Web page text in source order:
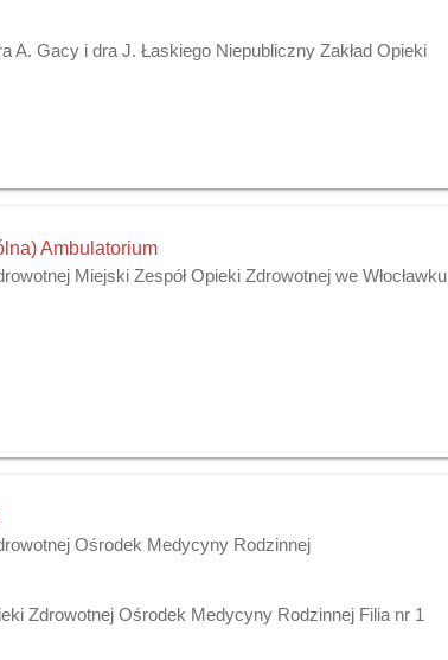
A. Gacy i dra J. Łaskiego Niepubliczny Zakład Opieki
Ambulatorium
Miejski Zespół Opieki Zdrowotnej we Włocławku
Ośrodek Medycyny Rodzinnej
Zdrowotnej Ośrodek Medycyny Rodzinnej Filia nr 1